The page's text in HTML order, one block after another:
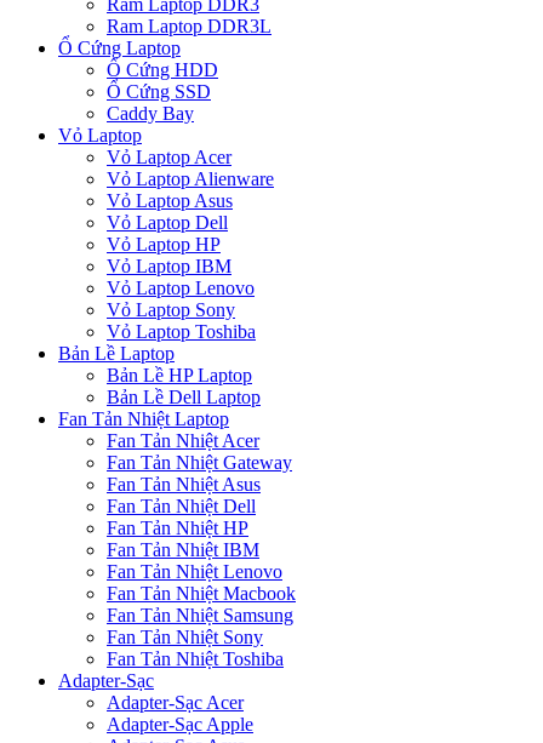
Ram Laptop DDR3
Ram Laptop DDR3L
Ổ Cứng Laptop
Ổ Cứng HDD
Ổ Cứng SSD
Caddy Bay
Vỏ Laptop
Vỏ Laptop Acer
Vỏ Laptop Alienware
Vỏ Laptop Asus
Vỏ Laptop Dell
Vỏ Laptop HP
Vỏ Laptop IBM
Vỏ Laptop Lenovo
Vỏ Laptop Sony
Vỏ Laptop Toshiba
Bản Lề Laptop
Bản Lề HP Laptop
Bản Lề Dell Laptop
Fan Tản Nhiệt Laptop
Fan Tản Nhiệt Acer
Fan Tản Nhiệt Gateway
Fan Tản Nhiệt Asus
Fan Tản Nhiệt Dell
Fan Tản Nhiệt HP
Fan Tản Nhiệt IBM
Fan Tản Nhiệt Lenovo
Fan Tản Nhiệt Macbook
Fan Tản Nhiệt Samsung
Fan Tản Nhiệt Sony
Fan Tản Nhiệt Toshiba
Adapter-Sạc
Adapter-Sạc Acer
Adapter-Sạc Apple